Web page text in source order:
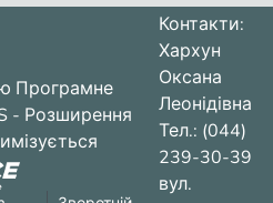
Програмне
- Розширення
Контакти:
Хархун
Оксана
Леонідівна
Тел.: (044)
239-30-39
вул.